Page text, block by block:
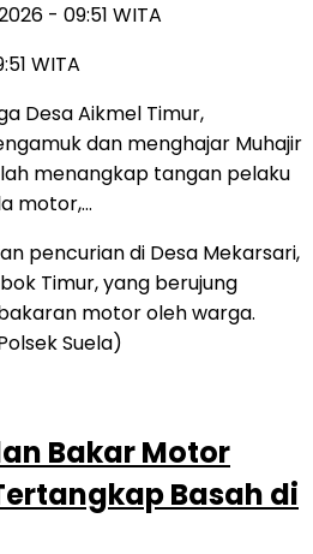
- 09:51 WITA
WITA
Desa Aikmel Timur,
dan menghajar Muhajir
menangkap tangan pelaku
motor,…
Bakar Motor
Basah di